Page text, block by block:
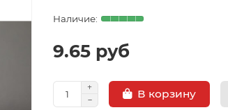
9.65 руб
В корзину